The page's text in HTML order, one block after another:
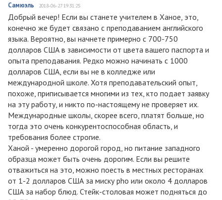
Самюэль 2018-06-27 19:31:25
Добрый вечер! Если вы станете учителем в Ханое, это,
конечно же будет связано с преподаванием английского
языка. Вероятно, вы начнете примерно с 700-750
долларов США в зависимости от цвета вашего паспорта и
опыта преподавания. Редко можно начинать с 1000
долларов США, если вы не в колледже или
международной школе. Хотя преподавательский опыт,
похоже, приписывается многими из тех, кто подает заявку
на эту работу, и никто по-настоящему не проверяет их.
Международные школы, скорее всего, платят больше, но
тогда это очень конкурентоспособная область, и
требования более строгие.
Ханой - умеренно дорогой город, но питание западного
образца может быть очень дорогим. Если вы решите
отважиться на это, можно поесть в местных ресторанах
от 1-2 долларов США за миску pho или около 4 долларов
США за набор блюд. Стейк-столовая может подняться до